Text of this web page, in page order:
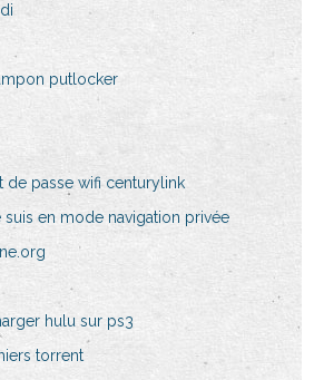
putlocker
de passe wifi centurylink
suis en mode navigation privée
hulu sur ps3
torrent